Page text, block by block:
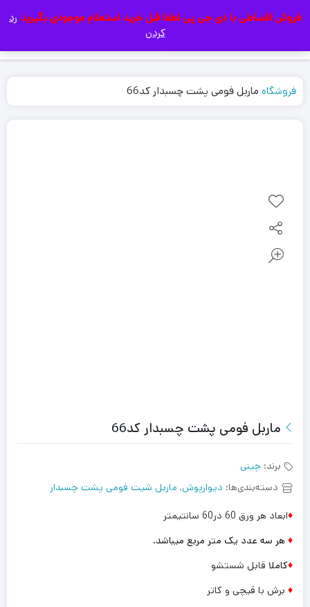
فروش اقساطی با دی جی پی لطفا قبل خرید استعلام موجودی بگیرید رد
کردن
فروشگاه ماربل فومی پشت چسبدار کد66
ماربل فومی پشت چسبدار کد66
برند: چینی
دسته‌بندی‌ها: دیوارپوش, ماربل شیت فومی پشت چسبدار
♦ابعاد هر ورق 60 در60 سانتیمتر
♦ هر سه عدد یک متر مربع میباشد.
♦کاملا قابل شستشو
♦ برش با قیچی و کاتر